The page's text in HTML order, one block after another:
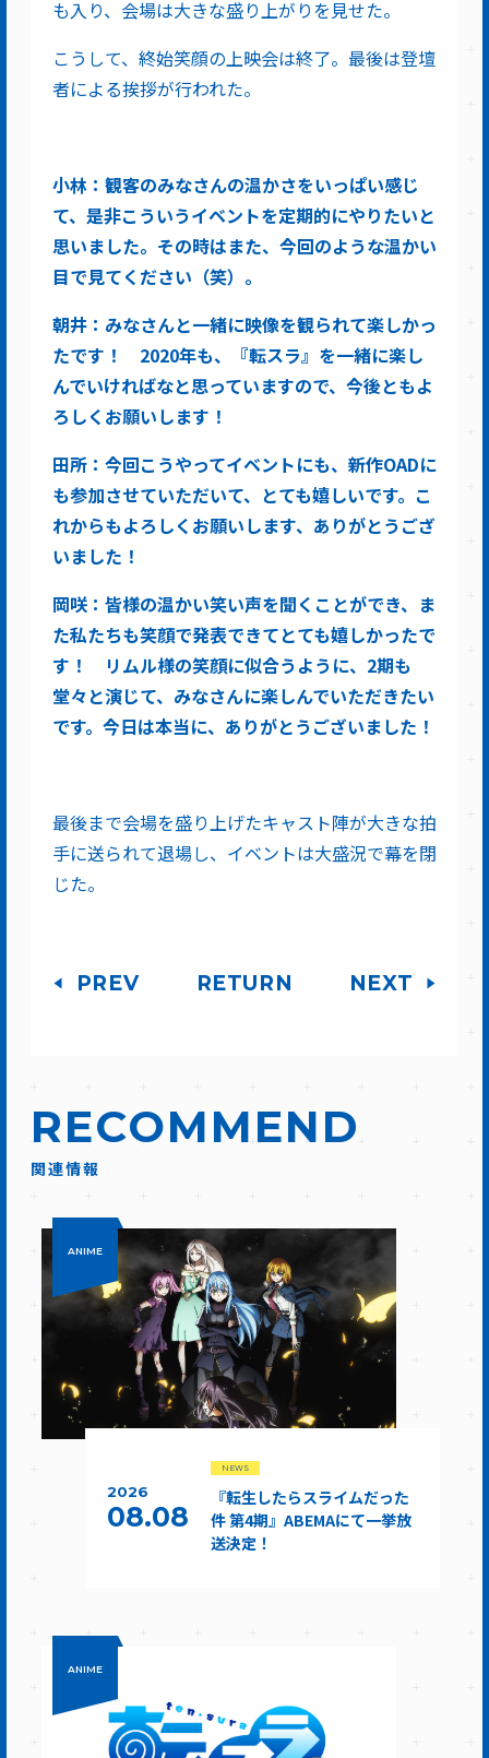
も入り、会場は大きな盛り上がりを見せた。
こうして、終始笑顔の上映会は終了。最後は登壇
者による挨拶が行われた。
小林：観客のみなさんの温かさをいっぱい感じ
て、是非こういうイベントを定期的にやりたいと
思いました。その時はまた、今回のような温かい
目で見てください（笑）。
朝井：みなさんと一緒に映像を観られて楽しかっ
たです！ 2020年も、『転スラ』を一緒に楽し
んでいければなと思っていますので、今後ともよ
ろしくお願いします！
田所：今回こうやってイベントにも、新作OADに
も参加させていただいて、とても嬉しいです。こ
れからもよろしくお願いします、ありがとうござ
いました！
岡咲：皆様の温かい笑い声を聞くことができ、ま
た私たちも笑顔で発表できてとても嬉しかったで
す！ リムル様の笑顔に似合うように、2期も
堂々と演じて、みなさんに楽しんでいただきたい
です。今日は本当に、ありがとうございました！
最後まで会場を盛り上げたキャスト陣が大きな拍
手に送られて退場し、イベントは大盛況で幕を閉
じた。
PREV RETURN NEXT
RECOMMEND
関連情報
ANIME
2026
08.08
NEWS
『転生したらスライムだった
件 第4期』ABEMAにて一挙放
送決定！
ANIME